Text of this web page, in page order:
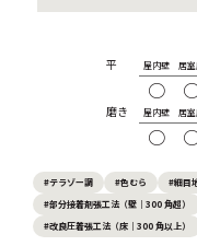
平 屋内壁
○
居
磨き 屋内壁
○
居
#テラゾー調 #色むら #細目
#部分接着剤張工法（壁｜300 角超）
#改良圧着張工法（床｜300 角以上）